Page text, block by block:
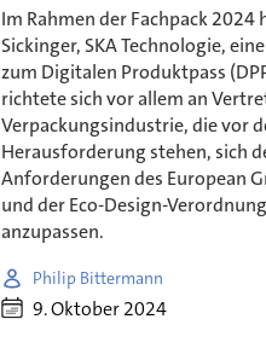
Im Rahmen der Fachpack 2024
Sickinger, SKA Technologie,
zum Digitalen Produktpass
richtete sich vor allem an
Verpackungsindustrie, die vor
Herausforderung stehen, sich
Anforderungen des European
und der Eco-Design-Verordnung
anzupassen.
Philip Bittermann
9. Oktober 2024